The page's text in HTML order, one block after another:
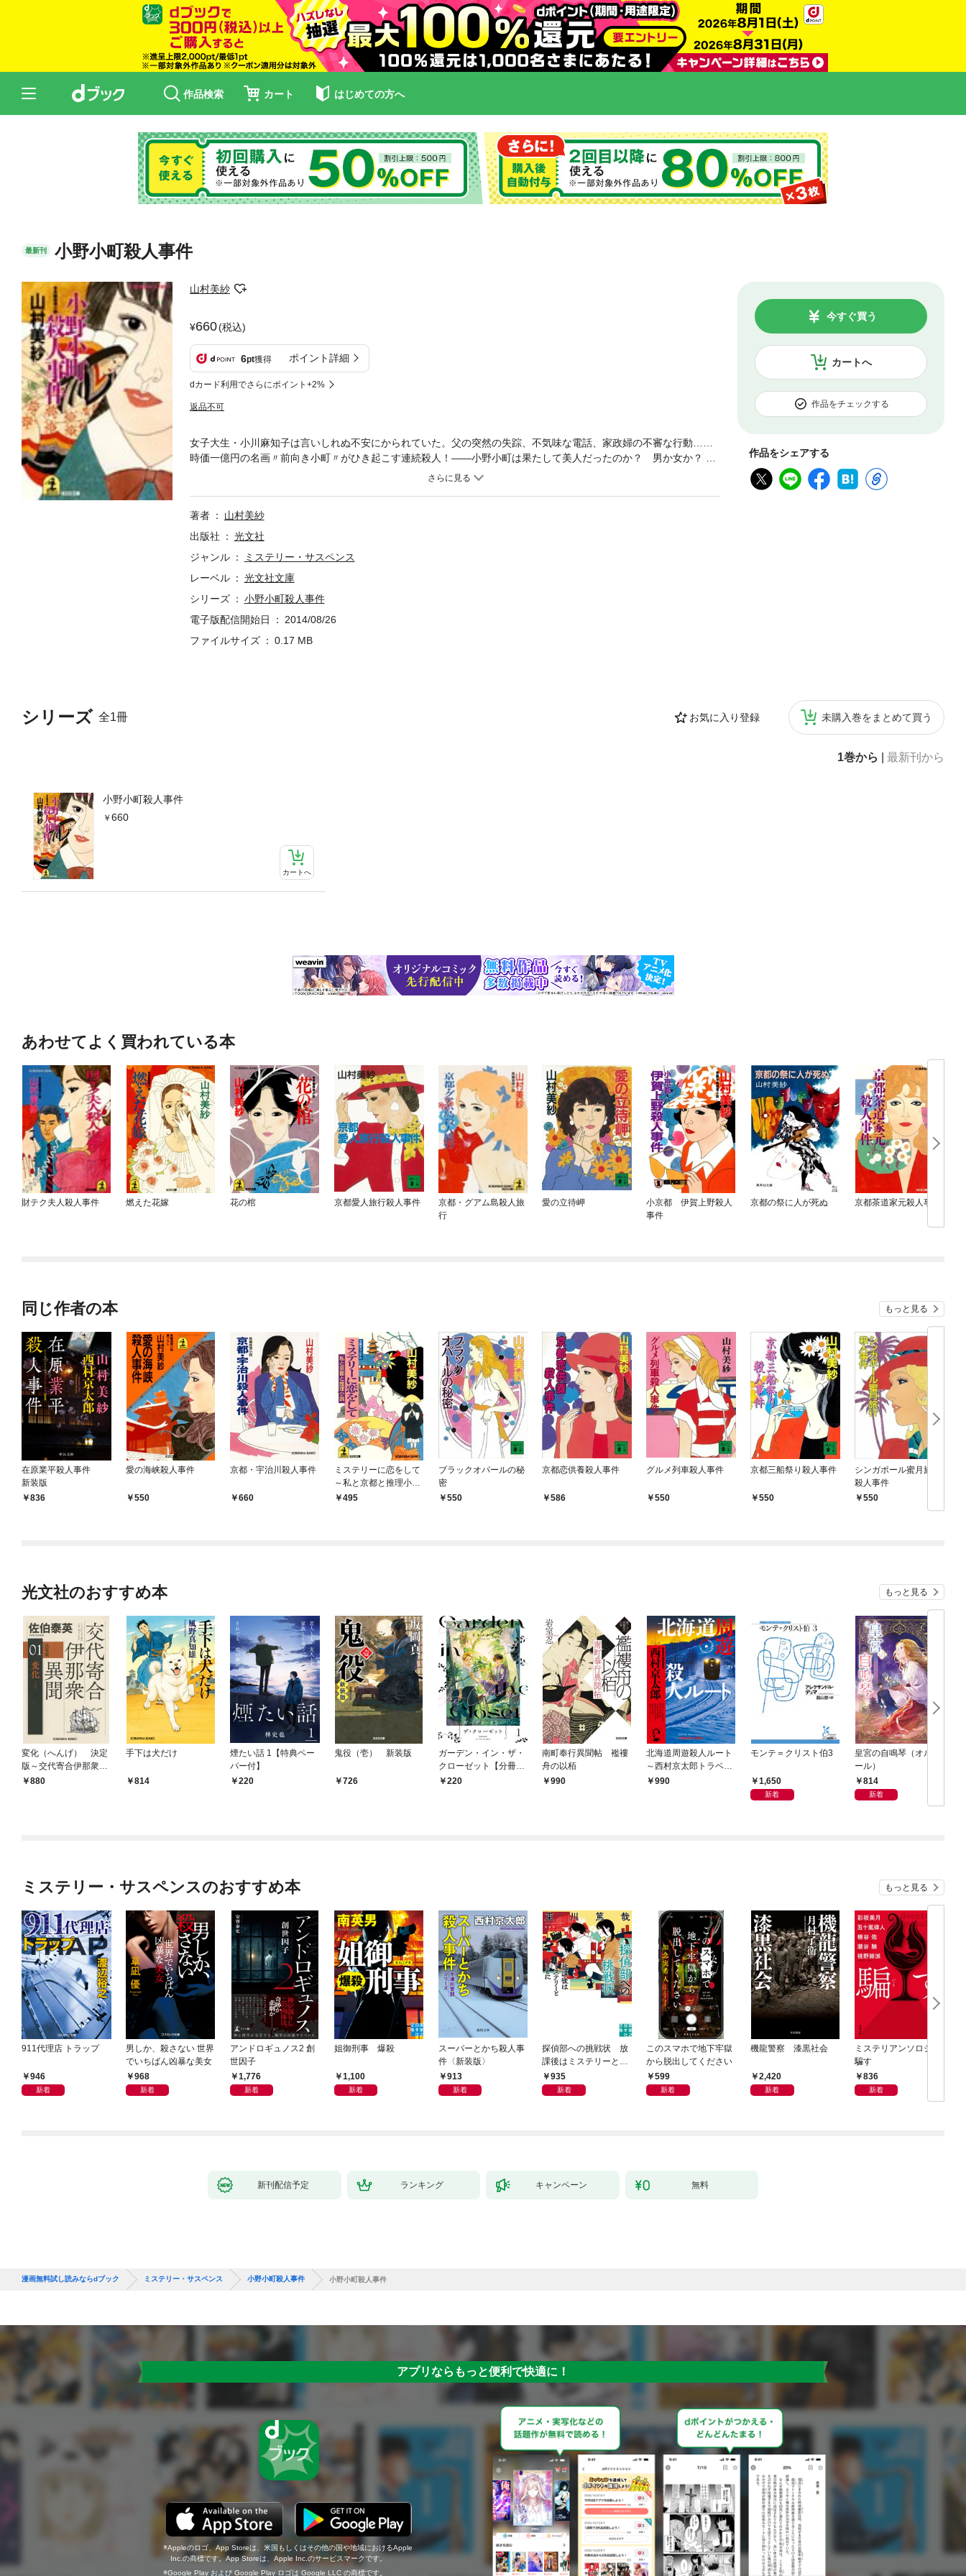
作品検索 カート はじめての方へ
最新刊 小野小町殺人事件
山村美紗
660(税込)
6pt獲得 ポイント詳細
dカード利用でさらにポイント+2%
返品不可
カートへ
今すぐ買う
作品をチェックする
作品をシェアする
シリーズ 全1冊 お気に入り登録 未購入巻をまとめて買う
1巻から 最新刊から
小野小町殺人事件
660
カートへ
女子大生・小川麻知子は言いしれぬ不安にかられていた。父の突然の失踪、不気味な電話、家政婦の不審な行動……
時価一億円の名画〃前向き小町〃がひき起こす連続殺人！――小野小町は果たして美人だったのか？ 男か女か？ そ
の小町の謎を縦糸に、意外な犯人と密室トリックを横糸に織り成した、長編本格推理の傑作！
著者
山村美紗
出版社
光文社
ジャンル
ミステリー・サスペンス
レーベル
光文社文庫
シリーズ
小野小町殺人事件
電子版配信開始日
2014/08/26
ファイルサイズ
0.17 MB
あわせてよく買われている本
財テク夫人殺人事件 燃えた花嫁 花の棺 京都愛人旅行殺人事件
京都・グアム島殺人旅
行
愛の立待岬
小京都 伊賀上野殺人
事件
京都の祭に人が死ぬ 京都茶道家元殺人事件
同じ作者の本 もっと見る
在原業平殺人事件
新装版
836
愛の海峡殺人事件
550
京都・宇治川殺人事件
660
ミステリーに恋をして
～私と京都と推理小説
～495
ブラックオパールの秘
密
550
京都恋供養殺人事件
586
グルメ列車殺人事件
550
京都三船祭り殺人事件
550
シンガポール蜜月旅行
殺人事件
550
光文社のおすすめ本 もっと見る
変化（へんげ） 決定
版～交代寄合伊那衆異
聞（1）～
880
手下は犬だけ
814
煙たい話 1【特典ペー
パー付】
220
鬼役（壱） 新装版
726
ガーデン・イン・ザ・
クローゼット【分冊
版】1
220
南町奉行異聞帖 襤褸
舟の以栢
990
北海道周遊殺人ルート
～西村京太郎トラベル
ミステリー・セレクシ
990
モンテ＝クリスト伯3
1,650
新着
皇宮の自鳴琴（オルゴ
ール）
814
新着
ミステリー・サスペンスのおすすめ本 もっと見る
911代理店 トラップ
946
新着
男しか、殺さない 世界
でいちばん凶暴な美女
968
新着
アンドロギュノス2 創
世因子
1,776
新着
姐御刑事 爆殺
1,100
新着
スーパーとかち殺人事
件〈新装版〉
913
新着
探偵部への挑戦状 放
課後はミステリーとと
もに 新装版
935
新着
このスマホで地下牢獄
から脱出してください
599
新着
機龍警察 漆黒社会
2,420
新着
ミステリアンソロジー
騙す
836
新着
新刊配信予定 ランキング キャンペーン 無料
漫画無料試し読みならdブック ミステリー・サスペンス 小野小町殺人事件 小野小町殺人事件
アプリならもっと便利で快適に！
Appleのロゴ、App Storeは、米国もしくはその他の国や地域におけるApple
Inc.の商標です。App Storeは、Apple Inc.のサービスマークです。
Google Play および Google Play ロゴは Google LLC の商標です。